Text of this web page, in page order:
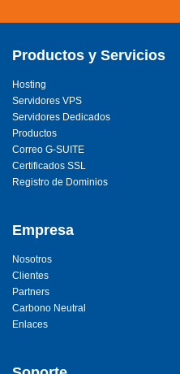
Productos y Servicios
Hosting
Servidores VPS
Servidores Dedicados
Productos
Correo G-SUITE
Certificados SSL
Registro de Dominios
Empresa
Nosotros
Clientes
Partners
Carbono Neutral
Enlaces